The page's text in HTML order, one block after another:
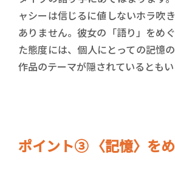
ャシーは信じるに値しないホラ吹
ありません。彼女の「語り」をめ
た態度には、個人にとっての記憶
作品のテーマが隠されているともい
ポイント③ 〈記憶〉を